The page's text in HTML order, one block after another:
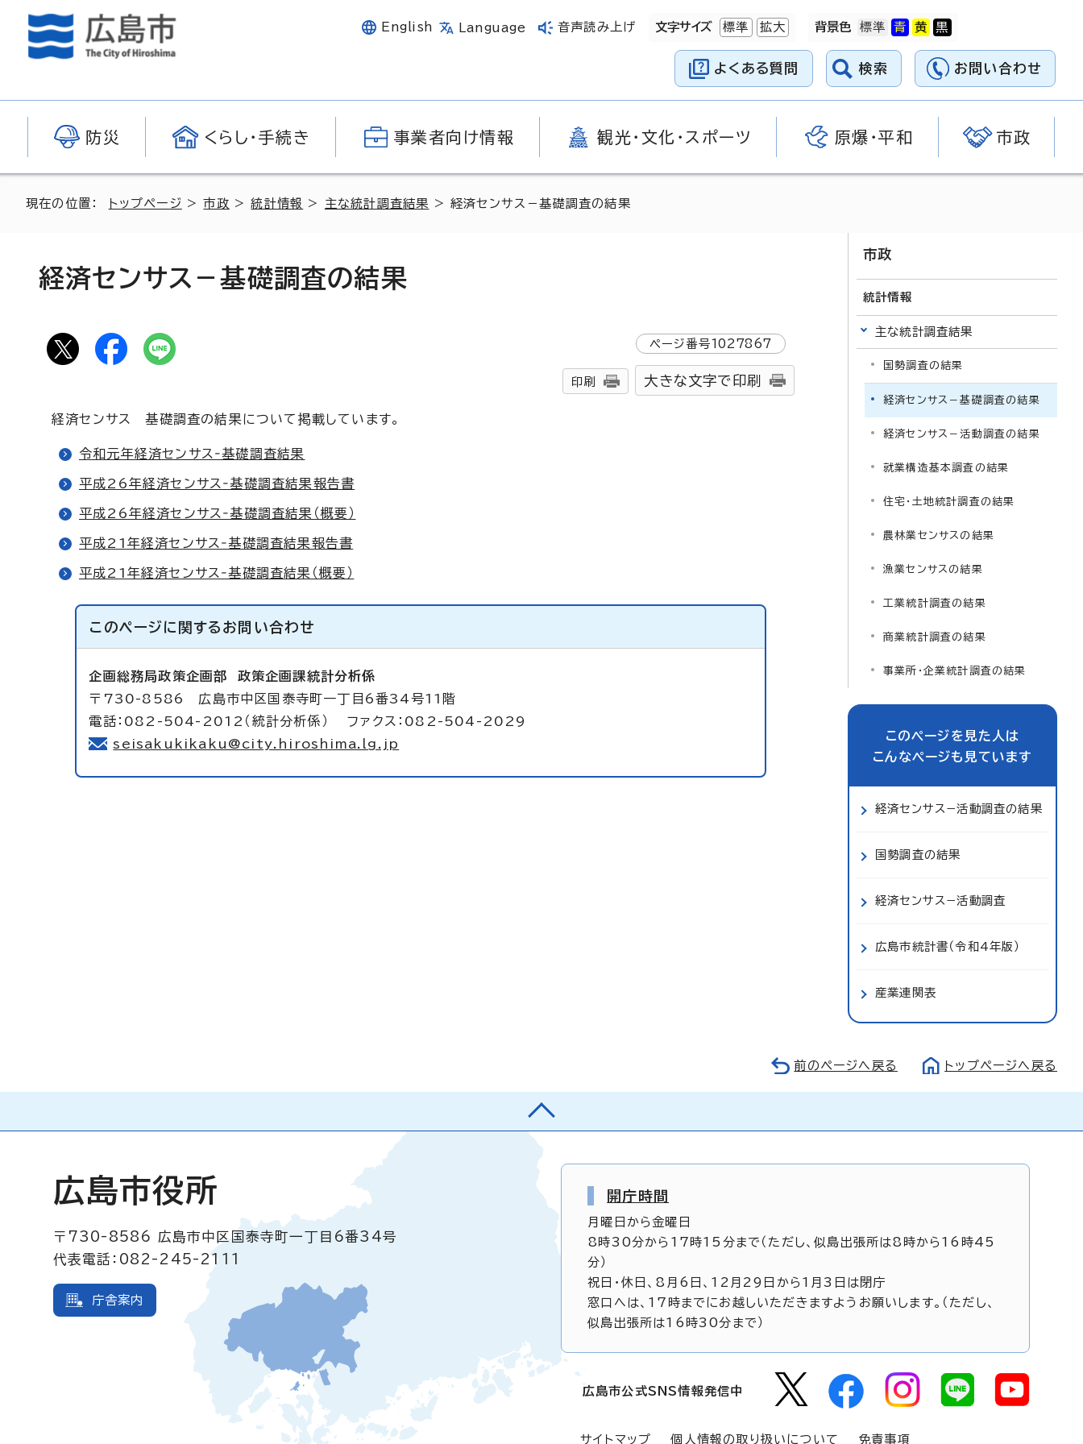
English Language 音声読み上げ 文字サイズ 標準 拡大 背景色
よくある質問 検索 お問い合わせ
防災 くらし・手続き 事業者向け情報 観光・文化・スポーツ 原爆・平和 市政
現在の位置： トップページ >市政 >統計情報 > 主な統計調査結果 > 経済センサス－基礎調査の結果
経済センサス－基礎調査の結果
ページ番号1027867
印刷 大きな文字で印刷
経済センサス 基礎調査の結果について掲載しています。
令和元年経済センサス‐基礎調査結果
平成26年経済センサス‐基礎調査結果報告書
平成26年経済センサス‐基礎調査結果（概要）
平成21年経済センサス‐基礎調査結果報告書
平成21年経済センサス‐基礎調査結果（概要）
このページに関する お問い合わせ
企画総務局政策企画部 政策企画課統計分析係
〒730-8586 広島市中区国泰寺町一丁目6番34号11階
電話：082-504-2012（統計分析係） ファクス：082-504-2029
seisakukikaku@city.hiroshima.lg.jp
市政
統計情報
主な統計調査結果
国勢調査の結果
経済センサス－基礎調査の結果
経済センサス－活動調査の結果
就業構造基本調査の結果
住宅・土地統計調査の結果
農林業センサスの結果
漁業センサスの結果
工業統計調査の結果
商業統計調査の結果
事業所・企業統計調査の結果
このページを見た人は
こんなページも見ています
経済センサス−活動調査の結果
国勢調査の結果
経済センサス−活動調査
広島市統計書（令和4年版）
産業連関表
前のページへ戻る トップページへ戻る
広島市役所
〒730-8586
広島市中区国泰寺町一丁目6番34号
代表電話：082-245-2111
庁舎案内
開庁時間
月曜日から金曜日
8時30分から17時15分まで（ただし、似島出張所は8時から16時45
分）
祝日・休日、8月6日、12月29日から1月3日は閉庁
窓口へは、17時までにお越しいただきますようお願いします。（ただし、
似島出張所は16時30分まで）
広島市公式SNS情報発信中
サイトマップ 個人情報の取り扱いについて 免責事項